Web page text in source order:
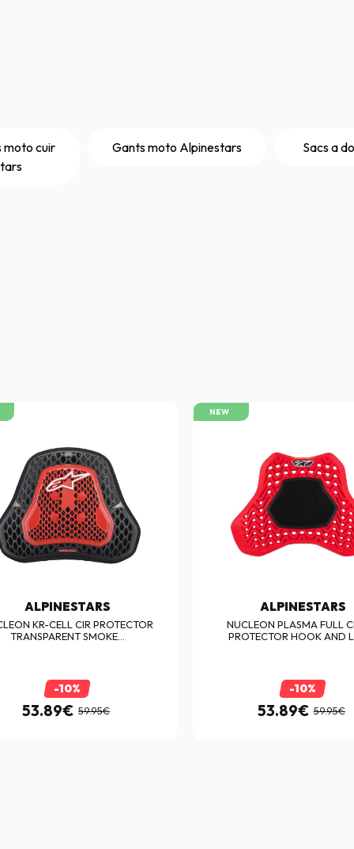
moto cuir
Gants moto Alpinestars Sacs a
ALPINESTARS
KR-CELL CIR PROTECTOR
TRANSPARENT SMOKE...
-10%
53.89€ 59.95€
NEW
ALPINESTARS
NUCLEON PLASMA FULL
PROTECTOR HOOK AND
-10%
53.89€ 59.95€